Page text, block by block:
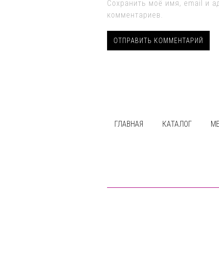
Сохранить моё имя, email и
комментариев.
ГЛАВНАЯ КАТАЛОГ